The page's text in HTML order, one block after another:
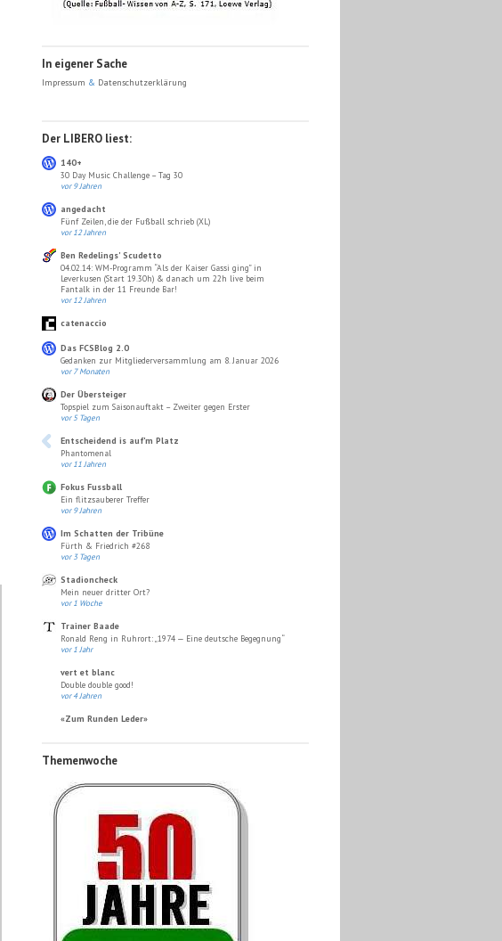
In eigener Sache
Impressum & Datenschutzerklärung
Der LIBERO liest:
140+
30 Day Music Challenge – Tag 30
vor 9 Jahren
angedacht
Fünf Zeilen, die der Fußball schrieb (XL)
vor 12 Jahren
Ben Redelings' Scudetto
04.02.14: WM-Programm “Als der Kaiser Gassi ging” in
Leverkusen (Start 19.30h) & danach um 22h live beim
Fantalk in der 11 Freunde Bar!
vor 12 Jahren
catenaccio
Das FCSBlog 2.0
Gedanken zur Mitgliederversammlung am 8. Januar 2026
vor 7 Monaten
Der Übersteiger
Topspiel zum Saisonauftakt – Zweiter gegen Erster
vor 5 Tagen
Entscheidend is auf'm Platz
Phantomenal
vor 11 Jahren
Fokus Fussball
Ein flitzsauberer Treffer
vor 9 Jahren
Im Schatten der Tribüne
Fürth & Friedrich #268
vor 3 Tagen
Stadioncheck
Mein neuer dritter Ort?
vor 1 Woche
Trainer Baade
Ronald Reng in Ruhrort: „1974 — Eine deutsche Begegnung“
vor 1 Jahr
vert et blanc
Double double good!
vor 4 Jahren
«Zum Runden Leder»
Themenwoche